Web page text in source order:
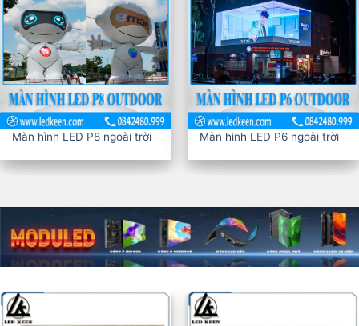
Màn hình LED P8 ngoài trời Màn hình LED P6 ngoài trời